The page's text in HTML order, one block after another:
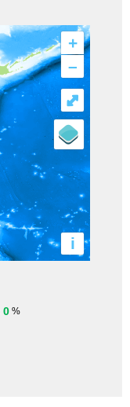
+
–
i
⤢
0 %